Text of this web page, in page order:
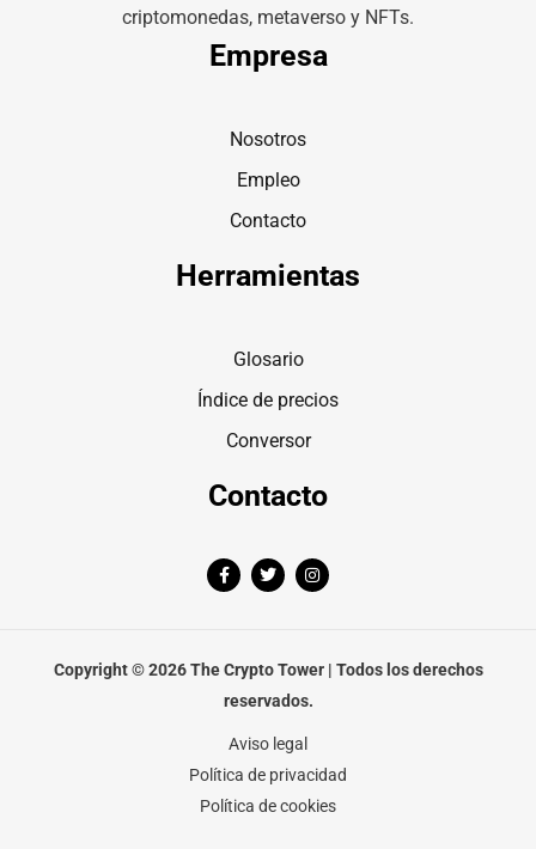
criptomonedas, metaverso y NFTs.
Empresa
Nosotros
Empleo
Contacto
Herramientas
Glosario
Índice de precios
Conversor
Contacto
F
a
o
-
T
w
r
I
n
r
m
Copyright © 2026 The Crypto Tower | Todos los derechos
reservados.
Aviso legal
Política de privacidad
Política de cookies